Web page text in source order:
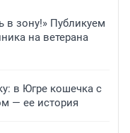
в зону!» Публикуем
на ветерана
в Югре кошечка с
— ее история